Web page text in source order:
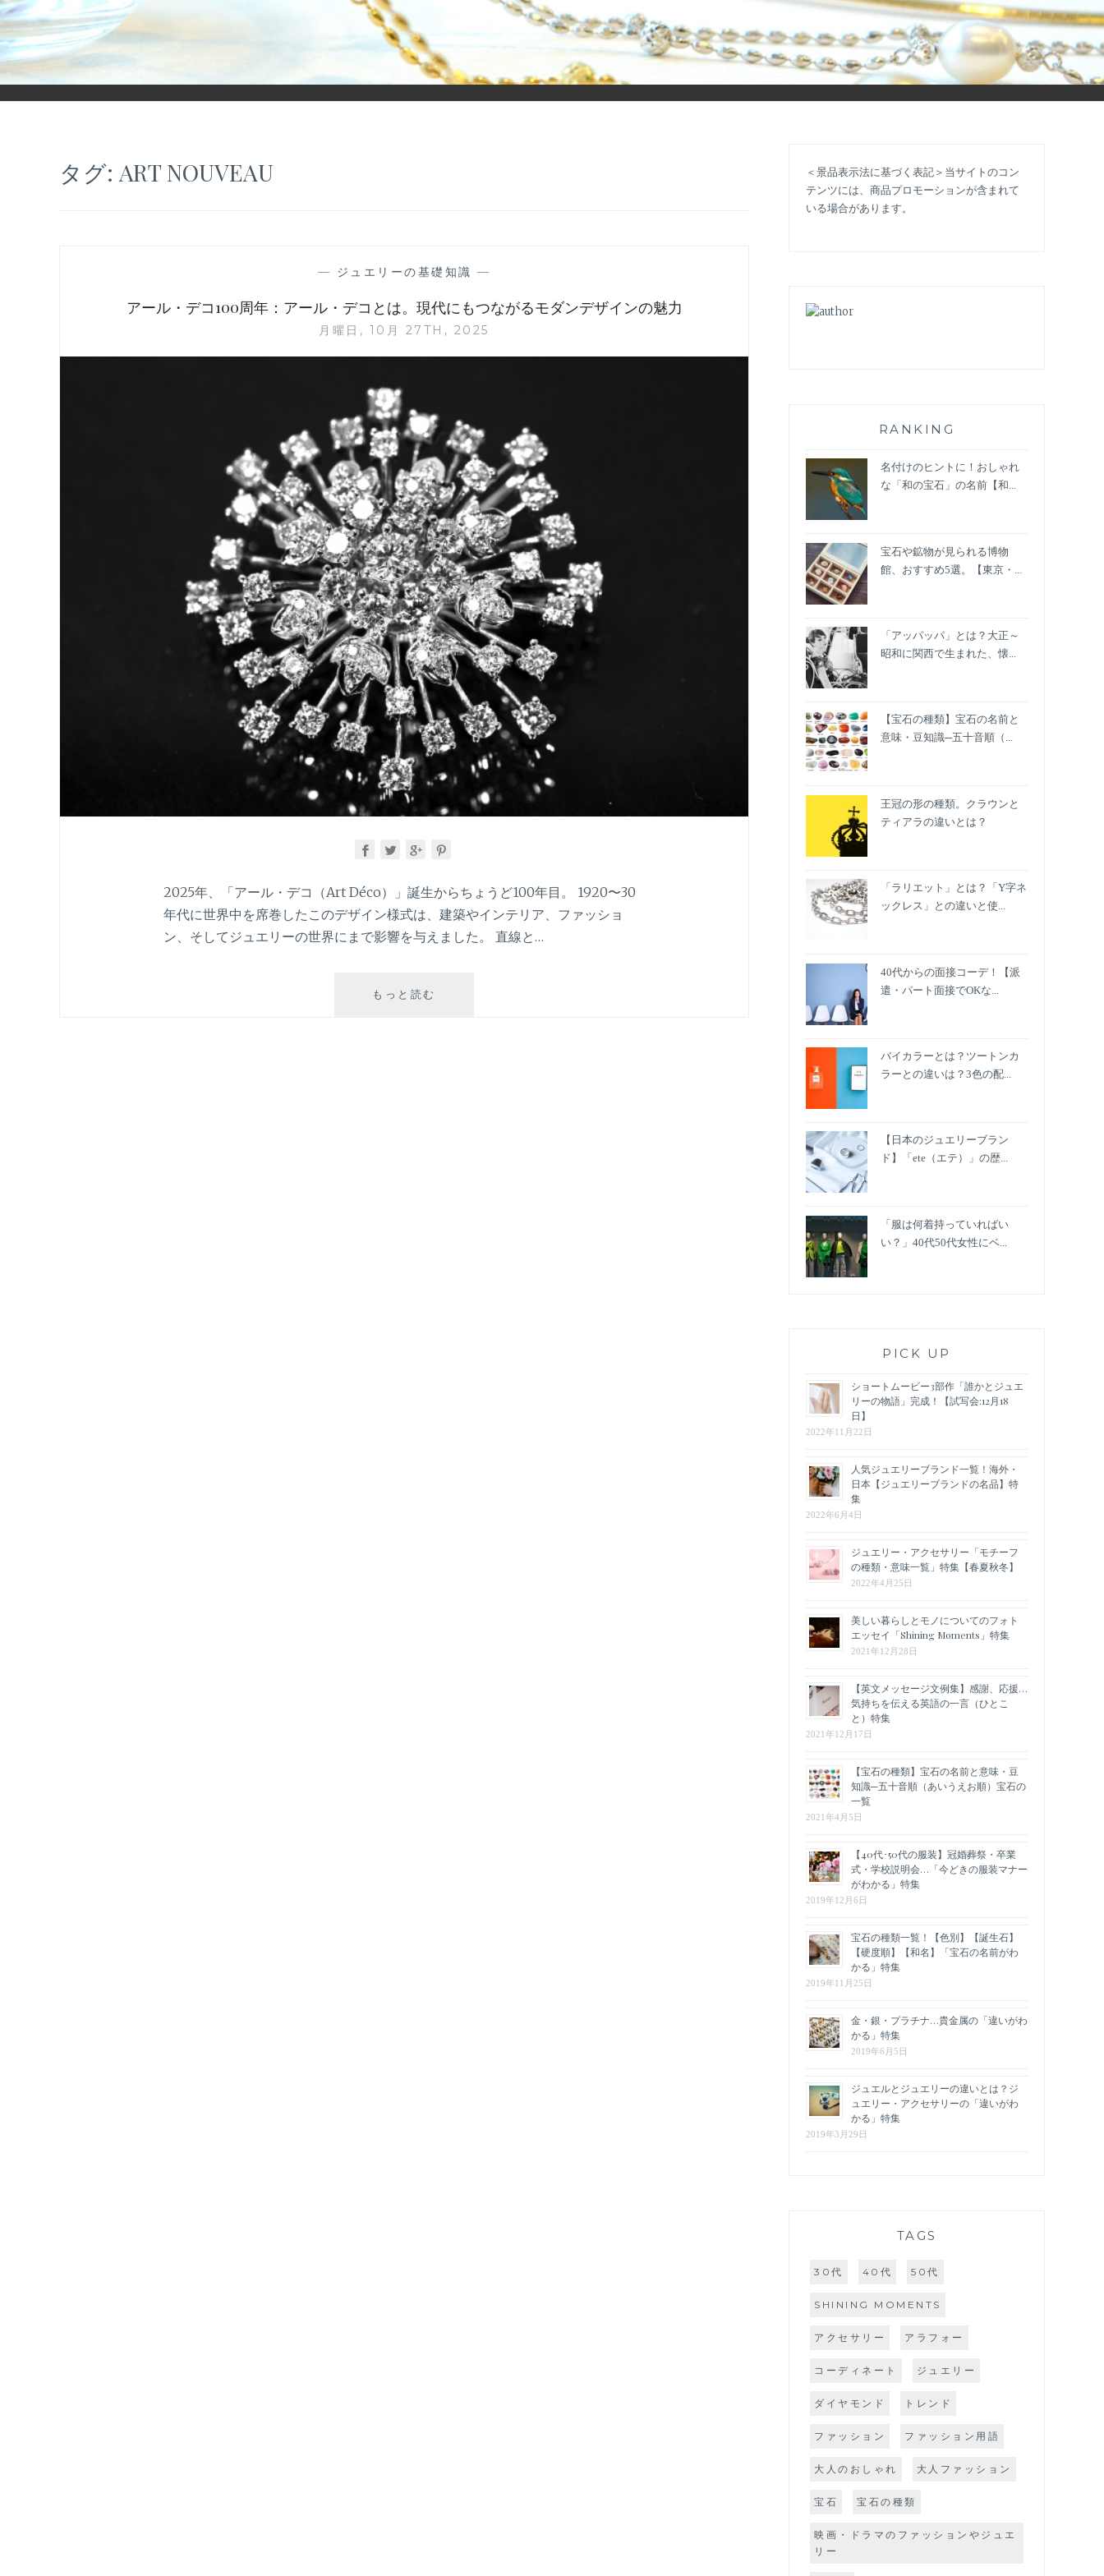
「ヒカリモノガタリ」は、ジュエリー・アクセサリーを愛し、コーディネイトを楽しむ大人世代のためのWEBメディアです。 お役立ち情報やコラムで大人のおしゃれを応援します。
タグ: ART NOUVEAU
— ジュエリーの基礎知識 —
アール・デコ100周年：アール・デコとは。現代にもつながるモダンデザインの魅力
月曜日, 10月 27TH, 2025
2025年、「アール・デコ（Art Déco）」誕生からちょうど100年目。 1920〜30
年代に世界中を席巻したこのデザイン様式は、建築やインテリア、ファッショ
ン、そしてジュエリーの世界にまで影響を与えました。 直線と…
もっと読む
＜景品表示法に基づく表記＞当サイトのコン
テンツには、商品プロモーションが含まれて
いる場合があります。
RANKING
名付けのヒントに！おしゃれ
な「和の宝石」の名前【和...
宝石や鉱物が見られる博物
館、おすすめ5選。【東京・...
「アッパッパ」とは？大正～
昭和に関西で生まれた、懐...
【宝石の種類】宝石の名前と
意味・豆知識─五十音順（...
王冠の形の種類。クラウンと
ティアラの違いとは？
「ラリエット」とは？「Y字ネ
ックレス」との違いと使...
40代からの面接コーデ！【派
遣・パート面接でOKな...
バイカラーとは？ツートンカ
ラーとの違いは？3色の配...
【日本のジュエリーブラン
ド】「ete（エテ）」の歴...
「服は何着持っていればい
い？」40代50代女性にベ...
PICK UP
ショートムービー3部作「誰かとジュエ
リーの物語」完成！【試写会:12月18
日】
2022年11月22日
人気ジュエリーブランド一覧！海外・
日本【ジュエリーブランドの名品】特
集
2022年6月4日
ジュエリー・アクセサリー「モチーフ
の種類・意味一覧」特集【春夏秋冬】
2022年4月25日
美しい暮らしとモノについてのフォト
エッセイ「Shining Moments」特集
2021年12月28日
【英文メッセージ文例集】感謝、応援…
気持ちを伝える英語の一言（ひとこ
と）特集
2021年12月17日
【宝石の種類】宝石の名前と意味・豆
知識─五十音順（あいうえお順）宝石の
一覧
2021年4月5日
【40代･50代の服装】冠婚葬祭・卒業
式・学校説明会…「今どきの服装マナー
がわかる」特集
2019年12月6日
宝石の種類一覧！【色別】【誕生石】
【硬度順】【和名】「宝石の名前がわ
かる」特集
2019年11月25日
金・銀・プラチナ…貴金属の「違いがわ
かる」特集
2019年6月5日
ジュエルとジュエリーの違いとは？ジ
ュエリー・アクセサリーの「違いがわ
かる」特集
2019年3月29日
TAGS
30代 40代 50代
SHINING MOMENTS
アクセサリー アラフォー
コーディネート ジュエリー
ダイヤモンド トレンド
ファッション ファッション用語
大人のおしゃれ 大人ファッション
宝石 宝石の種類
映画・ドラマのファッションやジュエ
リー